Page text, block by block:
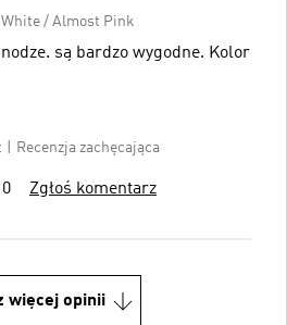
/ Almost Pink
są bardzo wygodne. Kolor
Recenzja zachęcająca
0 Zgłoś komentarz
więcej opinii